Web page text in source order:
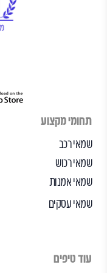
תחומי מקצוע
שמאי רכב
שמאי רכוש
שמאי אמנות
שמאי עסקים
עוד טיפים